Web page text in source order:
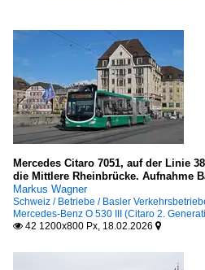
Mercedes Citaro 7051, auf der Linie
die Mittlere Rheinbrücke. Aufnahme
Markus Wagner
Schweiz / Betriebe / Basler
Mercedes-Benz O 530 III (Citaro 2.
 42 1200x800 Px, 18.02.2026 